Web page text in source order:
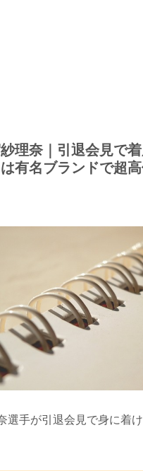
理奈｜引退会見で
有名ブランドで超
選手が引退会見で身に着